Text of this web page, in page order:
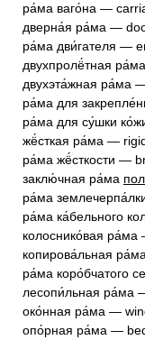
ра́ма ваго́на —
дверна́я ра́ма —
ра́ма дви́гателя —
двухпролё́тная
двухэта́жная ра́ма
ра́ма для
ра́ма для су́шки
жё́сткая ра́ма —
ра́ма жё́сткости —
заклю́чная ра́ма
ра́ма
ра́ма ка́бельного
колоснико́вая
копирова́льная ра́ма
ра́ма коро́бчатого
лесопи́льная ра́ма
око́нная ра́ма —
опо́рная ра́ма —